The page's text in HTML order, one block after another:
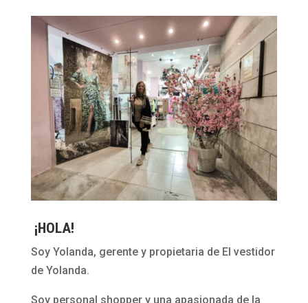
¡HOLA!
Soy Yolanda, gerente y propietaria de El vestidor
de Yolanda.
Soy personal shopper y una apasionada de la